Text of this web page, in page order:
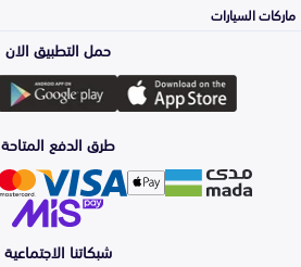
المكائن، القيرات
وملحقاتها
الشمعات
والاصطبات (الاضاءة)
الفرامل والأقمشة
لوازم الرحلات
اكسسوارات العناية
الأكثر مبيعاً
التلميع والعناية
ماركات السيارات
تويوتا
هيونداي
كيا
حمل التطبيق الان
طرق الدفع المتاحة
شبكاتنا الاجتماعية